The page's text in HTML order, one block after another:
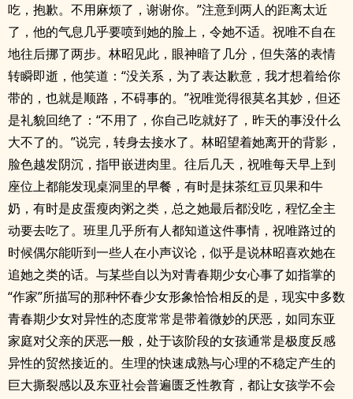
吃，抱歉。不用麻烦了，谢谢你。”注意到两人的距离太近
了，他的气息几乎要喷到她的脸上，令她不适。祝唯不自在
地往后挪了两步。林昭见此，眼神暗了几分，但失落的表情
转瞬即逝，他笑道：“没关系，为了表达歉意，我才想着给你
带的，也就是顺路，不碍事的。”祝唯觉得很莫名其妙，但还
是礼貌回绝了：“不用了，你自己吃就好了，昨天的事没什么
大不了的。”说完，转身去接水了。林昭望着她离开的背影，
脸色越发阴沉，指甲嵌进肉里。往后几天，祝唯每天早上到
座位上都能发现桌洞里的早餐，有时是抹茶红豆贝果和牛
奶，有时是皮蛋瘦肉粥之类，总之她最后都没吃，程忆全主
动要去吃了。班里几乎所有人都知道这件事情，祝唯路过的
时候偶尔能听到一些人在小声议论，似乎是说林昭喜欢她在
追她之类的话。与某些自以为对青春期少女心事了如指掌的
“作家”所描写的那种怀春少女形象恰恰相反的是，现实中多数
青春期少女对异性的态度常常是带着微妙的厌恶，如同东亚
家庭对父亲的厌恶一般，处于该阶段的女孩通常是极度反感
异性的贸然接近的。生理的快速成熟与心理的不稳定产生的
巨大撕裂感以及东亚社会普遍匮乏性教育，都让女孩学不会